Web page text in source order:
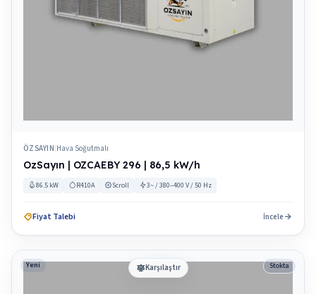
ÖZSAYIN|Hava Soğutmalı
OzSayın | OZCAEBY 296 | 86,5 kW/h
86.5 kW R410A Scroll 3~ / 380–400 V / 50 Hz
Fiyat Talebi İncele
Karşılaştır
Yeni Stokta